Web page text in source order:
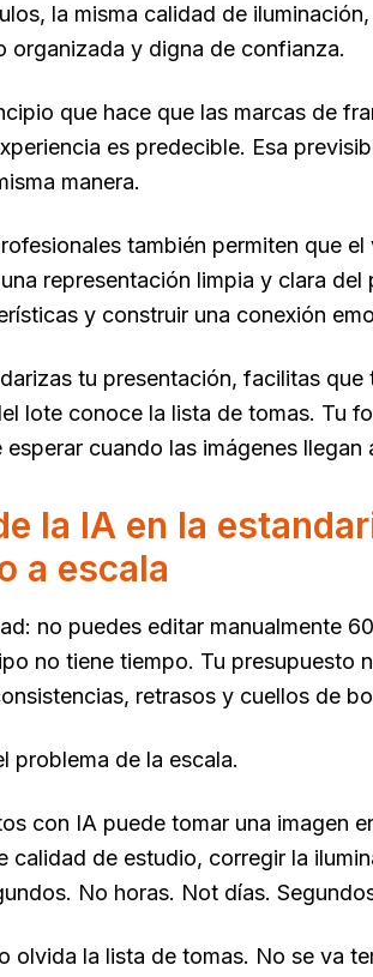
la misma calidad de
organizada y digna de confianza.
que hace que las marcas de
es predecible. Esa
manera.
también permiten que
representación limpia y clara
y construir una conexión
tu presentación, facilitas
lote conoce la lista de tomas. Tu
cuando las imágenes
la IA en la
a escala
no puedes editar manualmente
no tiene tiempo. Tu presupuesto
retrasos y cuellos de
problema de la escala.
con IA puede tomar una imagen
calidad de estudio, corregir la
No horas. Not días.
olvida la lista de tomas. No se va